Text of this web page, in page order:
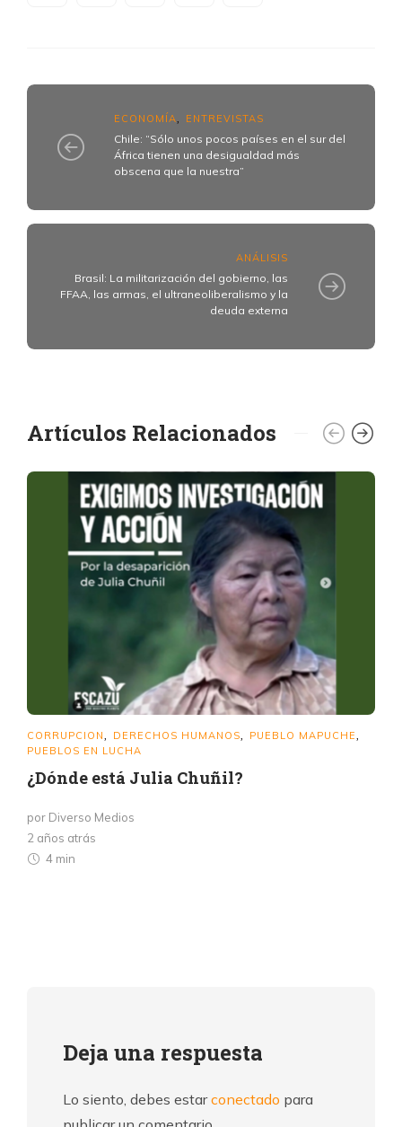
ECONOMÍA ENTREVISTAS
Chile: “Sólo unos pocos países en el sur del
África tienen una desigualdad más
obscena que la nuestra”
ANÁLISIS
Brasil: La militarización del gobierno, las
FFAA, las armas, el ultraneoliberalismo y la
deuda externa
Artículos Relacionados
CORRUPCION DERECHOS HUMANOS PUEBLO MAPUCHE
PUEBLOS EN LUCHA
¿Dónde está Julia Chuñil?
por Diverso Medios
2 años atrás
4 min
Deja una respuesta
Lo siento, debes estarconectado para